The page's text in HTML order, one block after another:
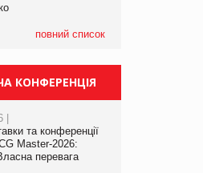
на
повний список
КОНФЕРЕНЦІЯ
та конференції
Master-2026:
перевага